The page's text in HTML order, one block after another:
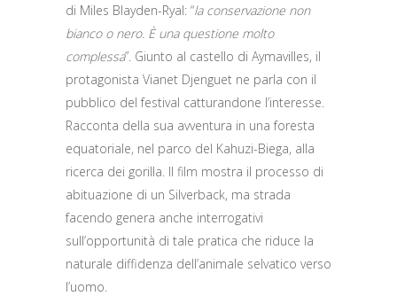
di Miles Blayden-Ryal: “la conservazione non
bianco o nero. È una questione molto
complessa”. Giunto al castello di Aymavilles, il
protagonista Vianet Djenguet ne parla con il
pubblico del festival catturandone l’interesse.
Racconta della sua avventura in una foresta
equatoriale, nel parco del Kahuzi-Biega, alla
ricerca dei gorilla. Il film mostra il processo di
abituazione di un Silverback, ma strada
facendo genera anche interrogativi
sull’opportunità di tale pratica che riduce la
naturale diffidenza dell’animale selvatico verso
l’uomo.